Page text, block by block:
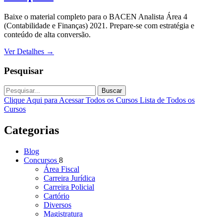
Baixe o material completo para o BACEN Analista Área 4
(Contabilidade e Finanças) 2021. Prepare-se com estratégia e
conteúdo de alta conversão.
Ver Detalhes →
Pesquisar
Buscar
Clique Aqui para Acessar Todos os Cursos Lista de Todos os
Cursos
Categorias
Blog
Concursos 8
Área Fiscal
Carreira Jurídica
Carreira Policial
Cartório
Diversos
Magistratura